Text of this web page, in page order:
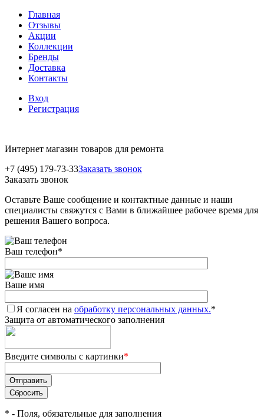
Главная
Отзывы
Акции
Коллекции
Бренды
Доставка
Контакты
Вход
Регистрация
Интернет магазин товаров для ремонта
+7 (495) 179-73-33Заказать звонок
Заказать звонок
Оставьте Ваше сообщение и контактные данные и наши
специалисты свяжутся с Вами в ближайшее рабочее время для
решения Вашего вопроса.
Ваш телефон*
Ваше имя
Я согласен на обработку персональных данных.*
Защита от автоматического заполнения
Введите символы с картинки*
* - Поля, обязательные для заполнения